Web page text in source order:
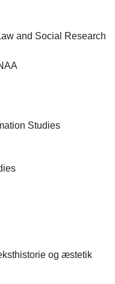
and Social Research
Studies
og æstetik